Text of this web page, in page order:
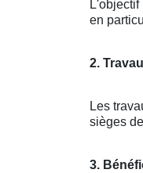
en
2.
Les
sièges
3.